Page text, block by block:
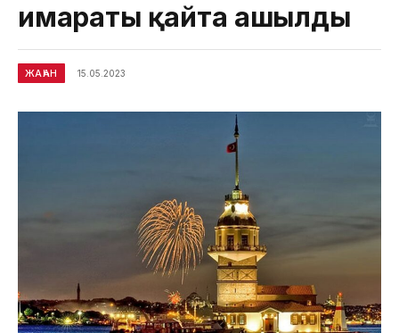
ғимараты қайта ашылды
ЖАҺАН 15.05.2023